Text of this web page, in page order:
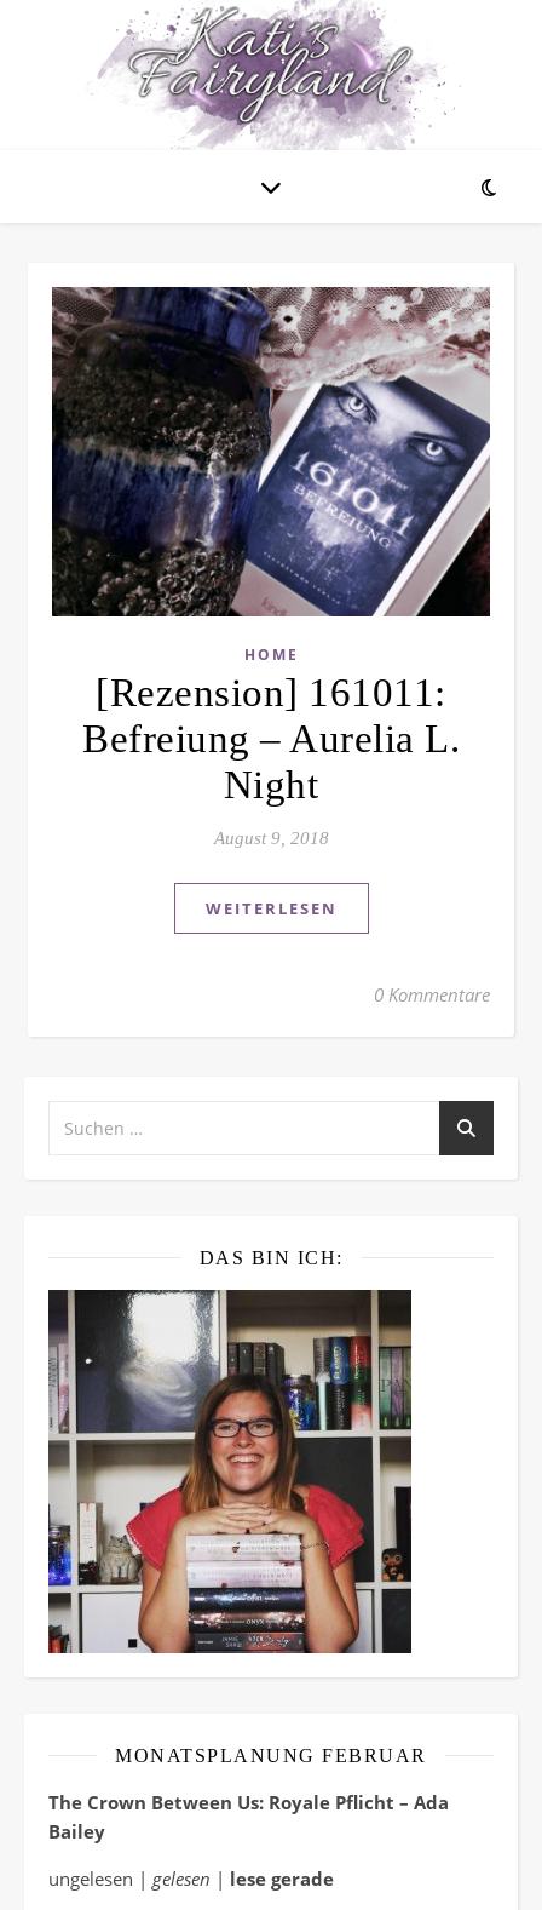
HOME
[Rezension] 161011:
Befreiung – Aurelia L.
Night
August 9, 2018
WEITERLESEN
0 Kommentare
DAS BIN ICH:
MONATSPLANUNG FEBRUAR
The Crown Between Us: Royale Pflicht – Ada
Bailey
ungelesen | gelesen | lese gerade